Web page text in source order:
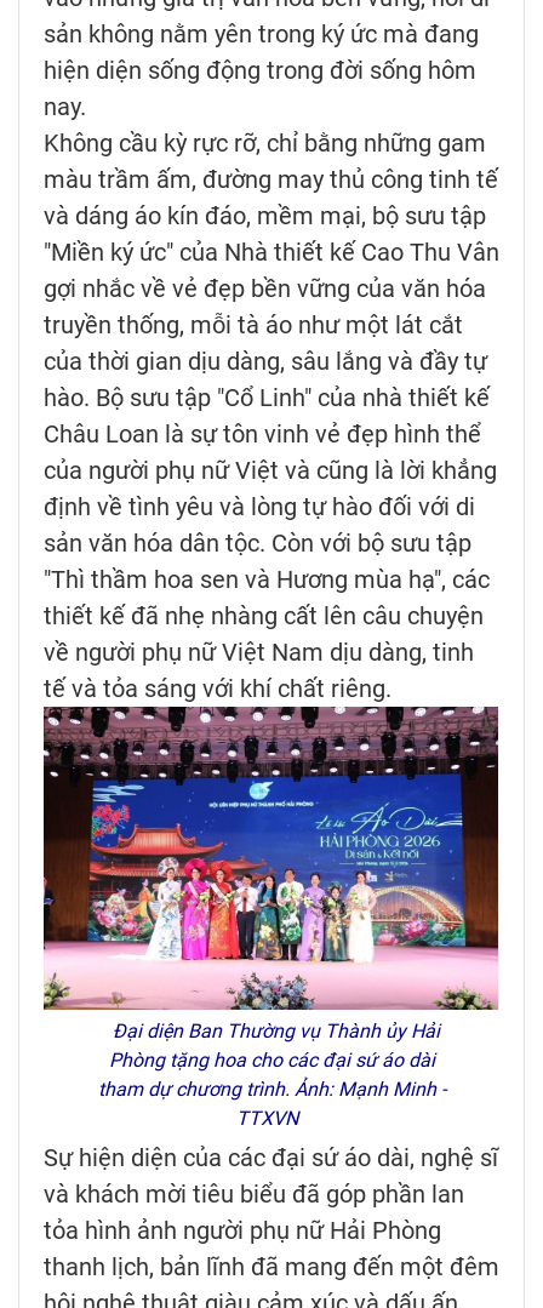
sản không nằm yên trong ký ức mà đang
hiện diện sống động trong đời sống hôm
nay.
Không cầu kỳ rực rỡ, chỉ bằng những gam
màu trầm ấm, đường may thủ công tinh tế
và dáng áo kín đáo, mềm mại, bộ sưu tập
"Miền ký ức" của Nhà thiết kế Cao Thu Vân
gợi nhắc về vẻ đẹp bền vững của văn hóa
truyền thống, mỗi tà áo như một lát cắt
của thời gian dịu dàng, sâu lắng và đầy tự
hào. Bộ sưu tập "Cổ Linh" của nhà thiết kế
Châu Loan là sự tôn vinh vẻ đẹp hình thể
của người phụ nữ Việt và cũng là lời khẳng
định về tình yêu và lòng tự hào đối với di
sản văn hóa dân tộc. Còn với bộ sưu tập
"Thì thầm hoa sen và Hương mùa hạ", các
thiết kế đã nhẹ nhàng cất lên câu chuyện
về người phụ nữ Việt Nam dịu dàng, tinh
tế và tỏa sáng với khí chất riêng.
Đại diện Ban Thường vụ Thành ủy Hải
Phòng tặng hoa cho các đại sứ áo dài
tham dự chương trình. Ảnh: Mạnh Minh -
TTXVN
Sự hiện diện của các đại sứ áo dài, nghệ sĩ
và khách mời tiêu biểu đã góp phần lan
tỏa hình ảnh người phụ nữ Hải Phòng
thanh lịch, bản lĩnh đã mang đến một đêm